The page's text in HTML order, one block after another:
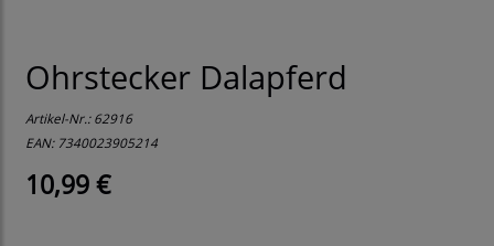
Ohrstecker Dalapferd
Artikel-Nr.:62916
EAN: 7340023905214
10,99 €